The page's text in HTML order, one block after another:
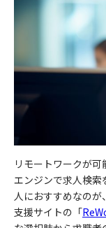
リモートワークが
エンジンで求人検索
人におすすめなの
支援サイトの「